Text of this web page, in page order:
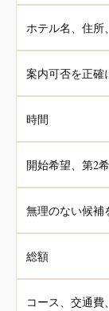
ホテル名、住所
案内可否を正確
時間
開始希望、第2
無理のない候補
総額
コース、交通費